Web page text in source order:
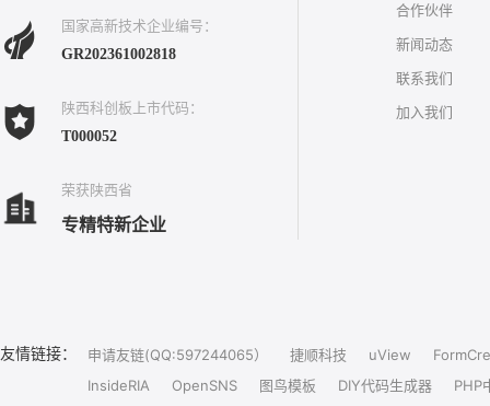
国家高新技术企业编号：
GR202361002818
陕西科创板上市代码：
T000052
荣获陕西省
专精特新企业
合作伙伴
新闻动态
联系我们
加入我们
友情链接： 申请友链(QQ:597244065） 捷顺科技 uView
InsideRIA
OpenSNS 图鸟模板 DIY代码生成器
PHP